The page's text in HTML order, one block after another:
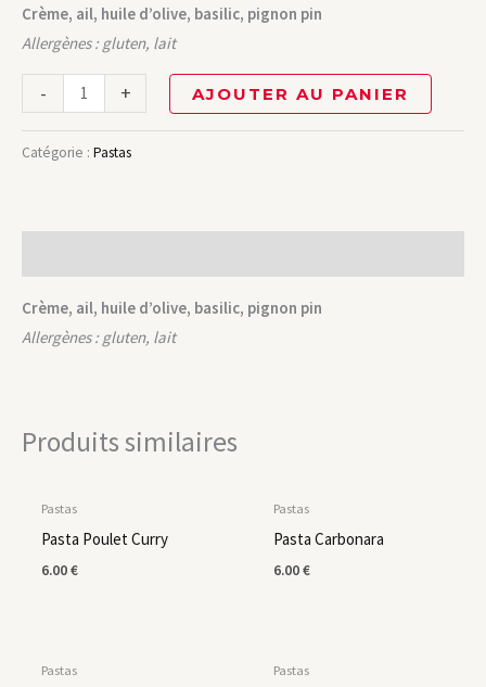
Crème, ail, huile d’olive, basilic, pignon pin
Allergènes : gluten, lait
- + AJOUTER AU PANIER
Catégorie : Pastas
Crème, ail, huile d’olive, basilic, pignon pin
Allergènes : gluten, lait
Produits similaires
Pastas
Pasta Poulet Curry
6.00€
Pastas
Pasta Carbonara
6.00€
Pastas Pastas